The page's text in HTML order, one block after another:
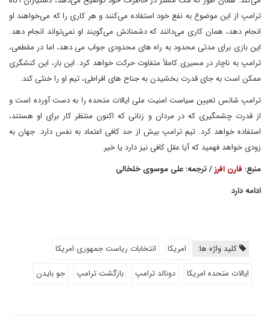
ترامپ از این موضوع به نفع خود استفاده می‌کنند و هر کاری را که می‌خواهند او
انجام دهد، همان کاری می‌دانند که دشمنانش می‌گویند او نمی‌تواند انجام دهد.
این بازی برای مدتی محدود به راه های محدودی جواب می دهد، اما در مقطعی،
ترامپ به ناچار در مسیری کاملاً متفاوت حرکت خواهد کرد. این بار، این کنشگری
ممکن است به جای قدرت بخشیدن به جناح های افراطی، تیم او را خنثی کند.
ترامپ شانس تعیین سیاست امنیت ملی ایالات متحده را به دست آورده است و
از قدرت چشمگیری که در مردان و زنانی که اکنون منتظر کار برای او هستند،
استفاده خواهد کرد. تیم ترامپ بیش از حد کافی اعتماد به نفس دارد. جهان به
زودی خواهد فهمید که آیا عقل کافی نیز دارد یا خیر.
منبع: فارن افرز/ ترجمه: علی موسوی خلخالی
ادامه دارد
کلید واژه ها: امریکا
انتخابات ریاست جمهوری امریکا
ایالات متحده امریکا
دونالد ترامپ بازگشت ترامپ جو بایدن